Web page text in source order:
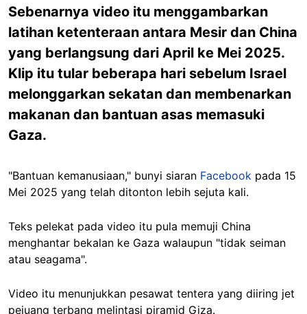
Sebenarnya video itu menggambarkan
latihan ketenteraan antara Mesir dan China
yang berlangsung dari April ke Mei 2025.
Klip itu tular beberapa hari sebelum Israel
melonggarkan sekatan dan membenarkan
makanan dan bantuan asas memasuki
Gaza.
"Bantuan kemanusiaan," bunyi siaran Facebook pada 15
Mei 2025 yang telah ditonton lebih sejuta kali.
Teks pelekat pada video itu pula memuji China
menghantar bekalan ke Gaza walaupun "tidak seiman
atau seagama".
Video itu menunjukkan pesawat tentera yang diiring jet
pejuang terbang melintasi piramid Giza.